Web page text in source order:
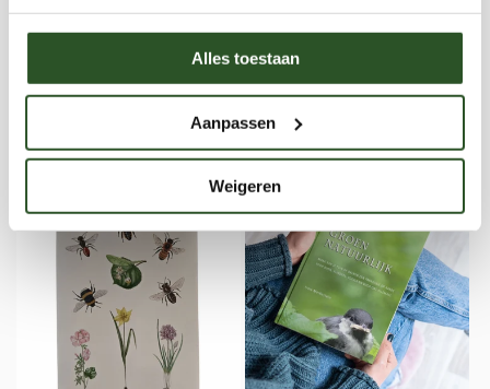
Alles toestaan
Aanpassen
Weigeren
prijs
Normale
prijs
€32,95